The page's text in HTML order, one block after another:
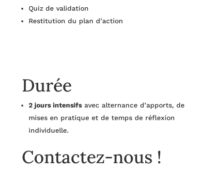
Quiz de validation
Restitution du plan d’action
Durée
2 jours intensifsavec alternance d’apports, de
mises en pratique et de temps de réflexion
individuelle.
Contactez-nous !